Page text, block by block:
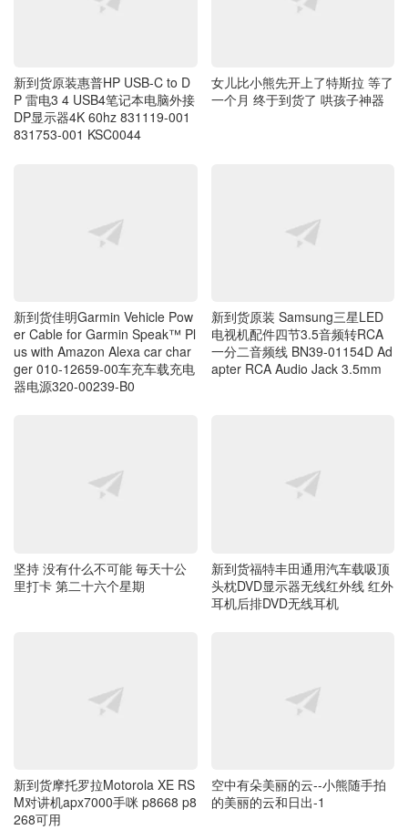
新到货原装惠普HP USB-C to D
P 雷电3 4 USB4笔记本电脑外接
DP显示器4K 60hz 831119-001
831753-001 KSC0044
女儿比小熊先开上了特斯拉 等了
一个月 终于到货了 哄孩子神器
新到货佳明Garmin Vehicle Pow
er Cable for Garmin Speak™ Pl
us with Amazon Alexa car char
ger 010-12659-00车充车载充电
器电源320-00239-B0
新到货原装 Samsung三星LED
电视机配件四节3.5音频转RCA
一分二音频线 BN39-01154D Ad
apter RCA Audio Jack 3.5mm
坚持 没有什么不可能 毎天十公
里打卡 第二十六个星期
新到货福特丰田通用汽车载吸顶
头枕DVD显示器无线红外线 红外
耳机后排DVD无线耳机
新到货摩托罗拉Motorola XE RS
M对讲机apx7000手咪 p8668 p8
268可用
空中有朵美丽的云--小熊随手拍
的美丽的云和日出-1